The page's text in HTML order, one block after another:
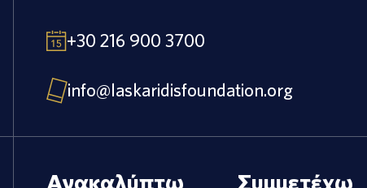
+30 216 900 3700
info@laskaridisfoundation.org
Ανακαλύπτω Συμμετέχω